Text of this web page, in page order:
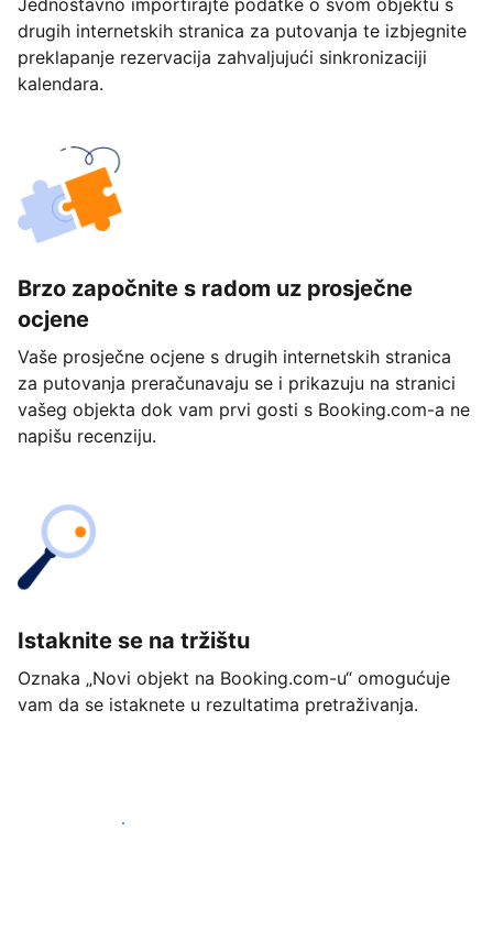
Jednostavno importirajte podatke o svom objektu s
drugih internetskih stranica za putovanja te izbjegnite
preklapanje rezervacija zahvaljujući sinkronizaciji
kalendara.
Brzo započnite s radom uz prosječne
ocjene
Vaše prosječne ocjene s drugih internetskih stranica
za putovanja preračunavaju se i prikazuju na stranici
vašeg objekta dok vam prvi gosti s Booking.com-a ne
napišu recenziju.
Istaknite se na tržištu
Oznaka „Novi objekt na Booking.com-u“ omogućuje
vam da se istaknete u rezultatima pretraživanja.
Započnite već danas